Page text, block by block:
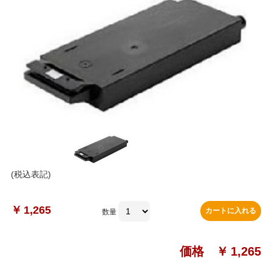
(税込表記)
￥ 1,265 数量 カートに入れる
価格 ￥ 1,265